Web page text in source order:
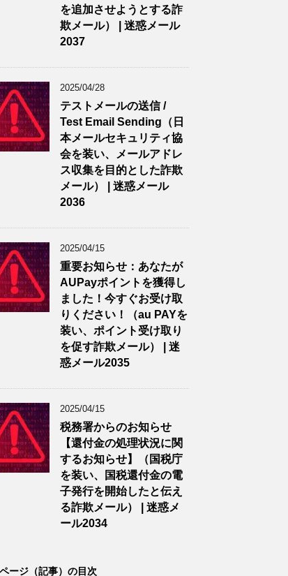
を追加させようとする詐
欺メール） | 迷惑メール
2037
2025/04/28
テストメールの送信 /
Test Email Sending（日
本メールセキュリティ協
会を装い、メールアドレ
ス収集を目的とした詐欺
メール） | 迷惑メール
2036
2025/04/15
重要お知らせ：あなたが
AUPayポイントを獲得し
ました！今すぐお受け取
りください！（au PAYを
装い、ポイント受け取り
を促す詐欺メール） | 迷
惑メール2035
2025/04/15
税務署からのお知らせ
【還付金の処理状況に関
するお知らせ】（国税庁
を装い、国税還付金の電
子発行を開始したと伝え
る詐欺メール） | 迷惑メ
ール2034
ージ（記事）の目次